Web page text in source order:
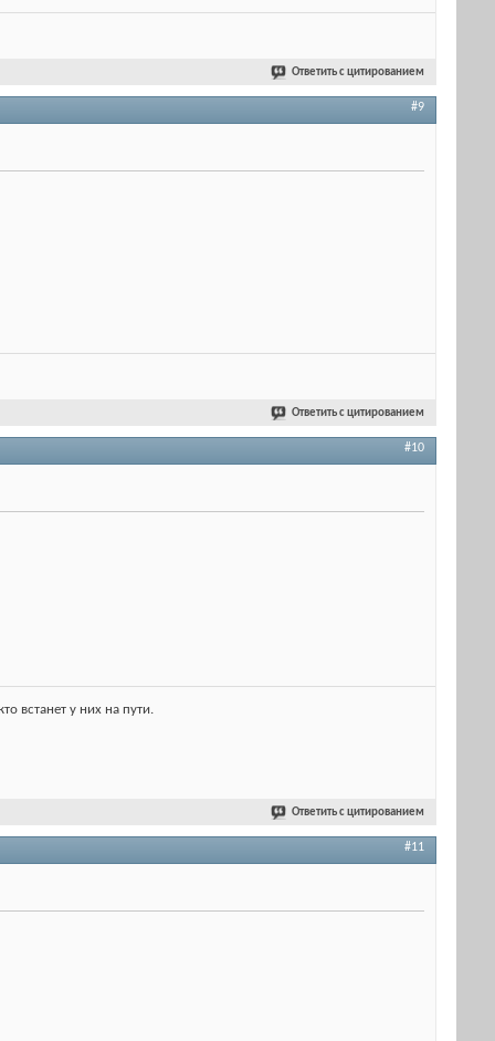
Ответить с цитированием
#9
Ответить с цитированием
#10
встанет у них на пути.
Ответить с цитированием
#11